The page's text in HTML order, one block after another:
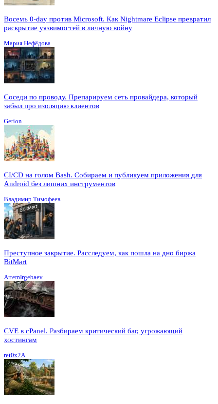
Восемь 0-day против Microsoft. Как Nightmare Eclipse превратил
раскрытие уязвимостей в личную войну
Мария Нефёдова
Соседи по проводу. Препарируем сеть провайдера, который
забыл про изоляцию клиентов
Gerion
CI/CD на голом Bash. Собираем и публикуем приложения для
Android без лишних инструментов
Владимир Тимофеев
Преступное закрытие. Расследуем, как пошла на дно биржа
BitMart
ArtemIrgebaev
CVE в cPanel. Разбираем критический баг, угрожающий
хостингам
ret0x2A